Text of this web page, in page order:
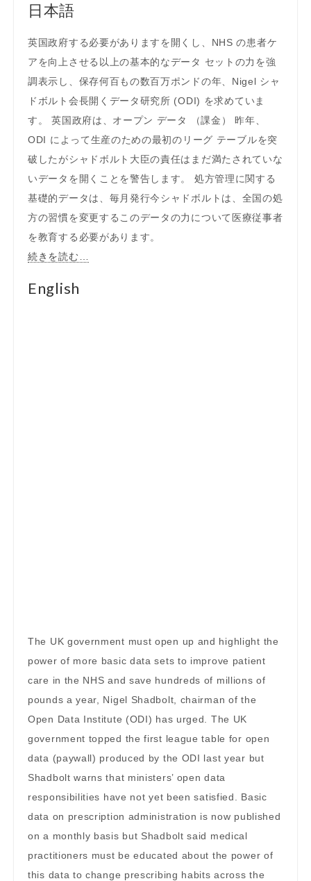
日本語
英国政府する必要がありますを開くし、NHS の患者ケ
アを向上させる以上の基本的なデータ セットの力を強
調表示し、保存何百もの数百万ポンドの年、Nigel シャ
ドボルト会長開くデータ研究所 (ODI) を求めていま
す。 英国政府は、オープン データ （課金） 昨年、
ODI によって生産のための最初のリーグ テーブルを突
破したがシャドボルト大臣の責任はまだ満たされていな
いデータを開くことを警告します。 処方管理に関する
基礎的データは、毎月発行今シャドボルトは、全国の処
方の習慣を変更するこのデータの力について医療従事者
を教育する必要があります。
続きを読む…
English
The UK government must open up and highlight the
power of more basic data sets to improve patient
care in the NHS and save hundreds of millions of
pounds a year, Nigel Shadbolt, chairman of the
Open Data Institute (ODI) has urged. The UK
government topped the first league table for open
data (paywall) produced by the ODI last year but
Shadbolt warns that ministers’ open data
responsibilities have not yet been satisfied. Basic
data on prescription administration is now published
on a monthly basis but Shadbolt said medical
practitioners must be educated about the power of
this data to change prescribing habits across the